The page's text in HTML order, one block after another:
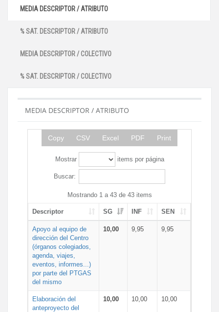
MEDIA DESCRIPTOR / ATRIBUTO
% SAT. DESCRIPTOR / ATRIBUTO
MEDIA DESCRIPTOR / COLECTIVO
% SAT. DESCRIPTOR / COLECTIVO
MEDIA DESCRIPTOR / ATRIBUTO
Copy CSV Excel PDF Print
Mostrar items por página
Buscar:
Mostrando 1 a 43 de 43 items
Descriptor SG INF SEN
Apoyo al equipo de
dirección del Centro
(órganos colegiados,
agenda, viajes,
eventos, informes...)
por parte del PTGAS
del mismo
10,00 9,95 9,95
Elaboración del
anteproyecto del
10,00 10,00 10,00